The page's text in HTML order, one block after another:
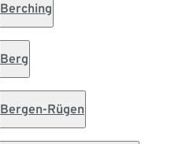
Berching
Berg
Bergen-Rügen